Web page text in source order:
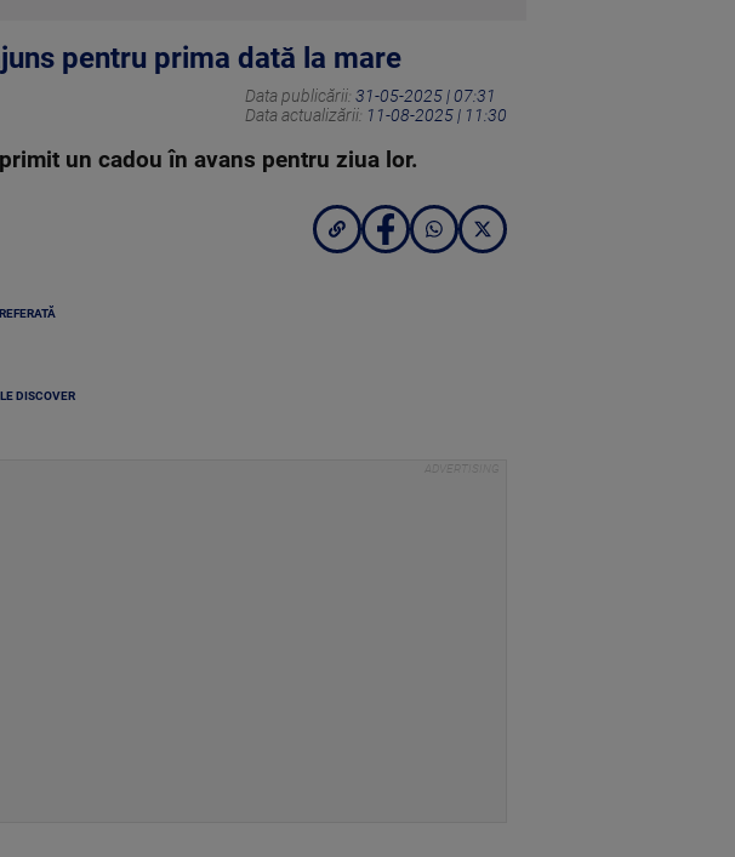
pentru prima dată la mare
Data publicării: 31-05-2025 | 07:31
Data actualizării: 11-08-2025 | 11:30
un cadou în avans pentru ziua lor.
DISCOVER